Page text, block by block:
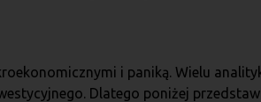
i paniką. Wielu
Dlatego poniżej